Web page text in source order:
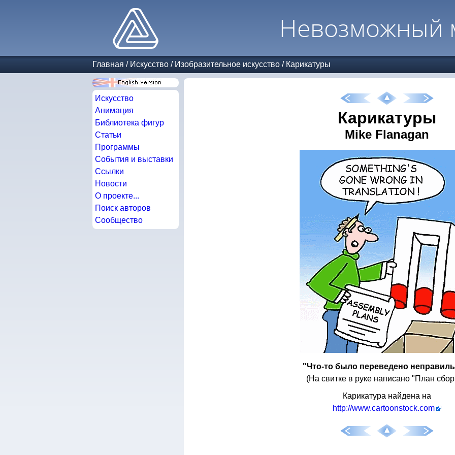
Невозможный
Главная / Искусство / Изобразительное искусство / Карикатуры
Искусство
Анимация
Библиотека фигур
Статьи
Программы
События и выставки
Ссылки
Новости
О проекте...
Поиск авторов
Сообщество
Карикатуры
Mike Flanagan
"Что-то было переведено
(На свитке в руке написано "План
Карикатура найдена на
http://www.cartoonstock.com